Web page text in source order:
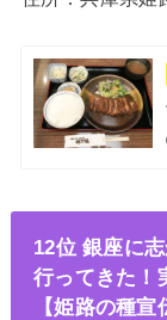
12位 銀座に
行ってきた！
【姫路の種